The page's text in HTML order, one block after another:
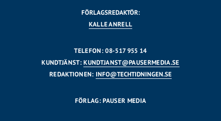
FÖRLAGSREDAKTÖR:
KALLE ANRELL
TELEFON: 08-517 955 14
KUNDTJÄNST:KUNDTJANST@PAUSERMEDIA.SE
REDAKTIONEN: INFO@TECHTIDNINGEN.SE
FÖRLAG: PAUSER MEDIA